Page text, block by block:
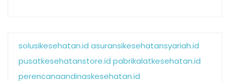
solusikesehatan.id asuransikesehatansyariah.id
pusatkesehatanstore.id pabrikalatkesehatan.id
perencanaandinaskesehatan.id